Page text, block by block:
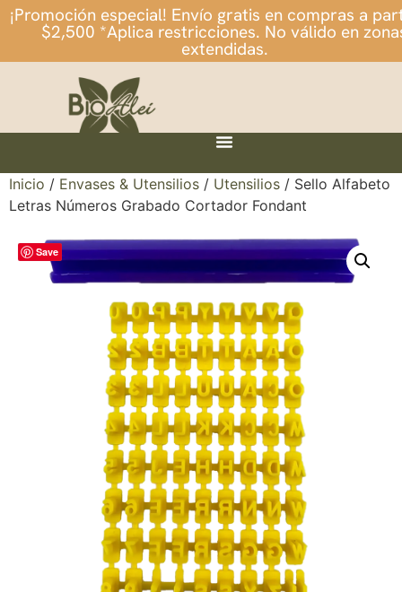
¡Promoción especial! Envío gratis en compras a
$2,500 *Aplica restricciones. No válido en
extendidas.
Inicio / Envases & Utensilios / Utensilios / Sello Alfabeto
Letras Números Grabado Cortador Fondant
Save